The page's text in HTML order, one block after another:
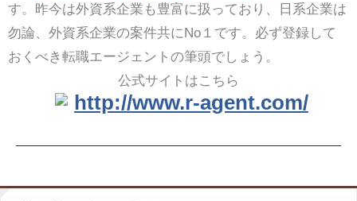
す。昨今は外資系企業も豊富に扱っており、日系企業は
勿論、外資系企業の案件共にNo１です。必ず登録して
おくべき転職エージェントの筆頭でしょう。
公式サイトはこちら
http://www.r-agent.com/